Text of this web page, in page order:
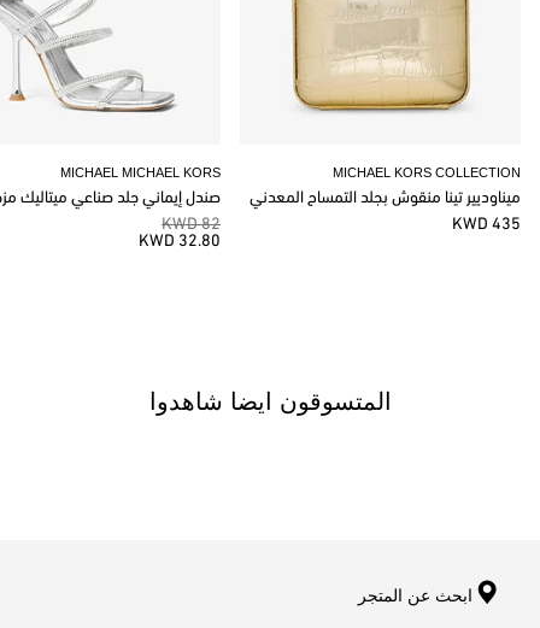
MICHAEL MICHAEL KORS
صندل إيماني جلد صناعي ميتاليك
82 KWD
32.80 KWD
MICHAEL KORS COLLECTION
ميناوديير تينا منقوش بجلد التمساح المعدني
435 KWD
المتسوقون ايضا شاهدوا
ابحث عن المتجر